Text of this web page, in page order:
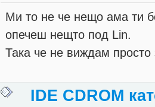
Ми то не че нещо ама ти
опечеш нещто под Lin.
Така че не виждам просто
IDE CDROM